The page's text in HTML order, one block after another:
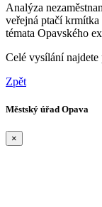
Analýza
veřejná ptačí
témata Opavského
Celé vysílání
Zpět
Městský úřad Opava
×